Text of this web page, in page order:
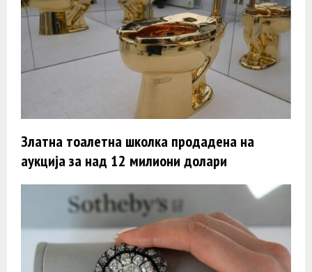
Златна тоалетна школка продадена на
аукција за над 12 милиони долари